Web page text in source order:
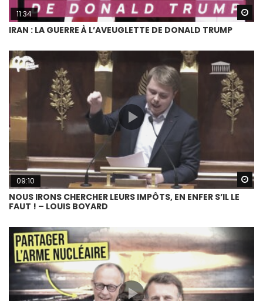
11:34
IRAN : LA GUERRE À L’AVEUGLETTE DE DONALD TRUMP
09:10
NOUS IRONS CHERCHER LEURS IMPÔTS, EN ENFER S’IL LE
FAUT ! – LOUIS BOYARD